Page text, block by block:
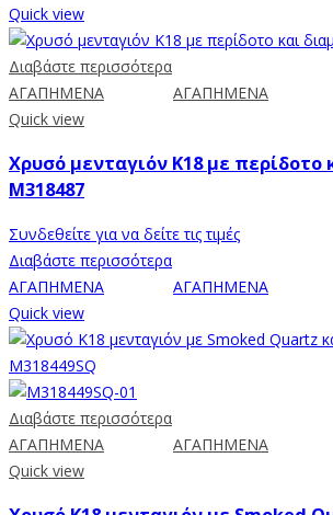
Quick view
Διαβάστε περισσότερα
ΑΓΑΠΗΜΕΝΑ
ΑΓΑΠΗΜΕΝΑ
Quick view
Χρυσό μενταγιόν K18 με περίδοτο
Μ318487
Συνδεθείτε για να δείτε τις τιμές
Διαβάστε περισσότερα
ΑΓΑΠΗΜΕΝΑ
ΑΓΑΠΗΜΕΝΑ
Quick view
Διαβάστε περισσότερα
ΑΓΑΠΗΜΕΝΑ
ΑΓΑΠΗΜΕΝΑ
Quick view